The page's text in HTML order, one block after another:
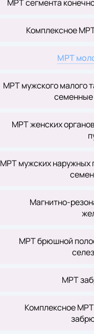
МРТ сегмента
Комплексное
МРТ
МРТ мужского малого
семенные
МРТ женских
МРТ мужских наружных
Магнитно-
МРТ брюшной
МРТ
Комплексное